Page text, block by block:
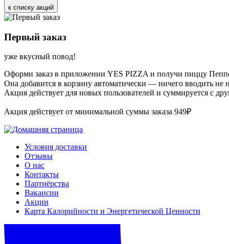
к списку акций
Первый заказ
уже вкусный повод!
Оформи заказ в приложении YES PIZZA и получи пиццу
Она добавится в корзину автоматически — ничего вводить не
Акция действует для новых пользователей и суммируется с
Акция действует от минимальной суммы заказа 949₽
Условия доставки
Отзывы
О нас
Контакты
Партнёрства
Вакансии
Акции
Карта Калорийности и Энергетической Ценности